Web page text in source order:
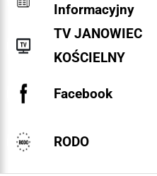
Informacyjny
TV JANOWIEC
KOŚCIELNY
Facebook
RODO